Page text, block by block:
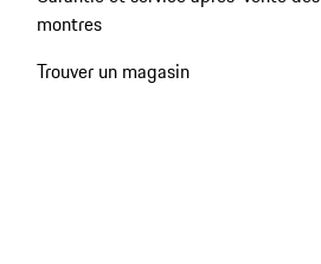
montres
Trouver un magasin